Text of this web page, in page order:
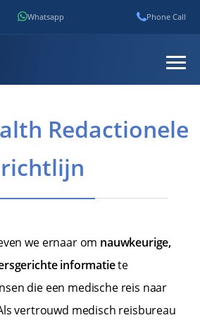
Whatsapp Phone Call
Redactionele
richtlijn
we ernaar om nauwkeurige,
informatiete
die een medische reis naar
vertrouwd medisch reisbureau